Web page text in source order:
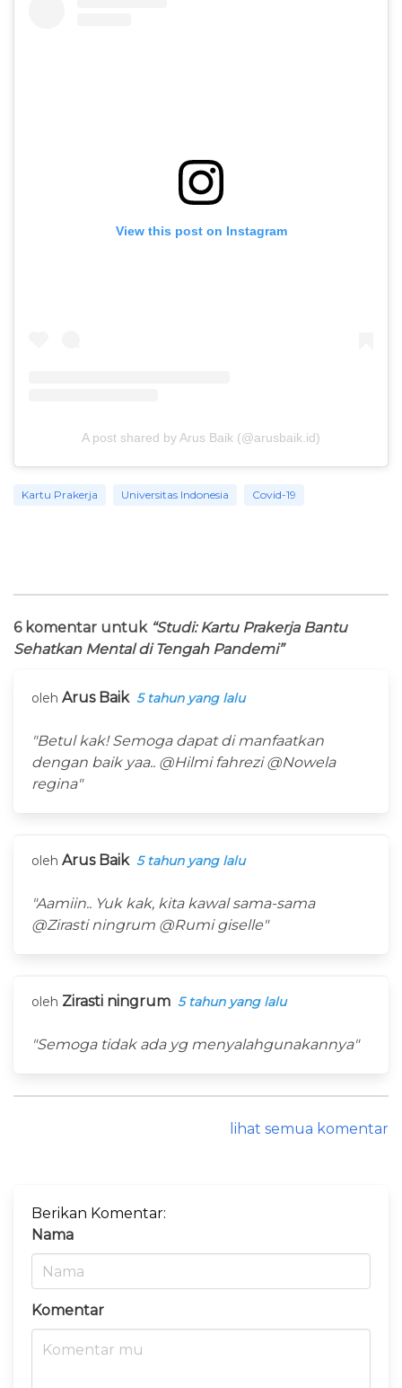
View this post on Instagram
A post shared by Arus Baik (@arusbaik.id)
Kartu Prakerja Universitas Indonesia Covid-19
6 komentar untuk “Studi: Kartu Prakerja Bantu
Sehatkan Mental di Tengah Pandemi”
oleh Arus Baik 5 tahun yang lalu
"Betul kak! Semoga dapat di manfaatkan
dengan baik yaa.. @Hilmi fahrezi @Nowela
regina"
oleh Arus Baik 5 tahun yang lalu
"Aamiin.. Yuk kak, kita kawal sama-sama
@Zirasti ningrum @Rumi giselle"
oleh Zirasti ningrum 5 tahun yang lalu
"Semoga tidak ada yg menyalahgunakannya"
lihat semua komentar
Berikan Komentar:
Nama
Komentar